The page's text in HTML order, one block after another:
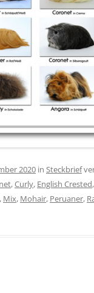
2020 in Steckbrief
,Curly, English Crested,
, Mix, Mohair, Peruaner,